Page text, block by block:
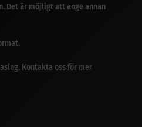
Det är möjligt att ange annan
Kontakta oss för mer